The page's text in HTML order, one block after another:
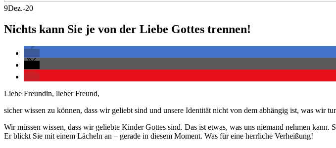
9Dez.-20
Nichts kann Sie je von der Liebe Gottes trennen!
Liebe Freundin, lieber Freund,
sicher wissen zu können, dass wir geliebt sind und unsere Identität nicht von dem abhängig ist, was wir
Wir müssen wissen, dass wir geliebte Kinder Gottes sind. Das ist etwas, was uns niemand nehmen
Er blickt Sie mit einem Lächeln an – gerade in diesem Moment. Was für eine herrliche Verheißung!